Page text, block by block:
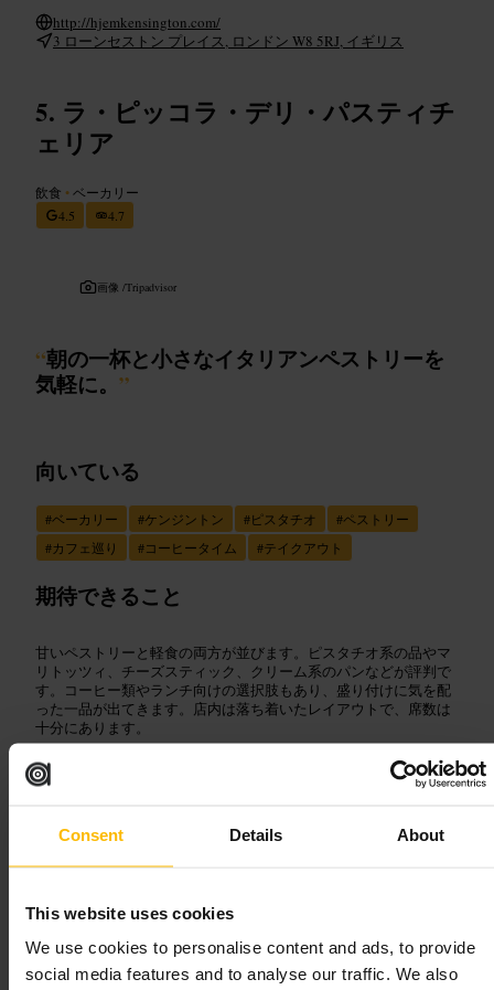
Consent Details About
This website uses cookies
We use cookies to personalise content and ads, to provide
social media features and to analyse our traffic. We also
http://hjemkensington.com/
3 ローンセストン プレイス, ロンドン W8 5RJ, イギリス
ラ・ピッコラ・デリ・パスティチ
ェリア
飲食 •ベーカリー
4.5
4.7
画像 /Tripadvisor
“朝の一杯と小さなイタリアンペストリーを
気軽に。 ”
向いている
#ベーカリー #ケンジントン #ピスタチオ #ペストリー
#カフェ巡り #コーヒータイム #テイクアウト
期待できること
甘いペストリーと軽食の両方が並びます。ピスタチオ系の品やマ
リトッツィ、チーズスティック、クリーム系のパンなどが評判で
す。コーヒー類やランチ向けの選択肢もあり、盛り付けに気を配
った一品が出てきます。店内は落ち着いたレイアウトで、席数は
十分にあります。
ご来館の計画
複数の品をシェアして色々試すのがおすすめです。朝の焼き立て
や午後の甘い時間帯に合わせて、コーヒーと組み合わせると満足
イ・ストリート, ロンドン W8 6ND, ユーケー